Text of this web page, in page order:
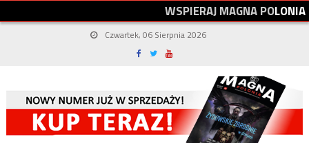
WSPIERAJMAGNAPOLONIA
Czwartek, 06 Sierpnia 2026